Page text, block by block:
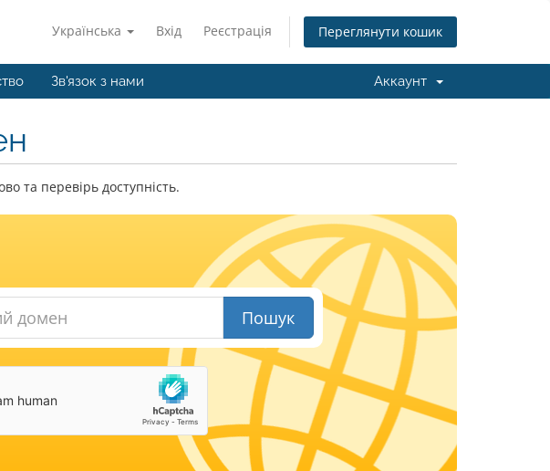
Українська Вхід Реєстрація Переглянути кошик
Зв'язок з нами Аккаунт
та перевірь доступність.
Пошук